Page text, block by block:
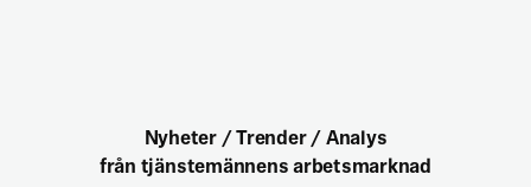
Nyheter / Trender / Analys
från tjänstemännens arbetsmarknad